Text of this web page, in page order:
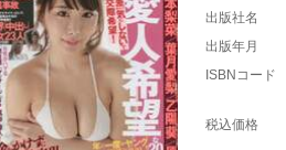
出版社名
出版年月
ISBNコード
税込価格